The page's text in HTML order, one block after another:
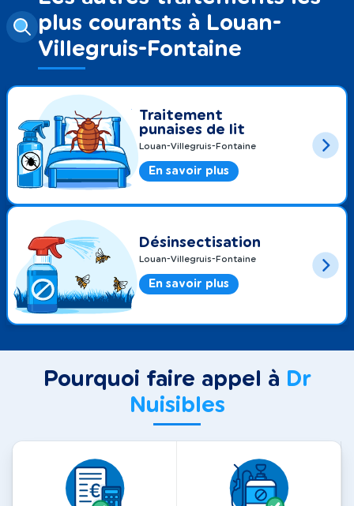
plus courants à Louan-
Villegruis-Fontaine
Traitement
punaises de lit
Louan-Villegruis-Fontaine
En savoir plus
Désinsectisation
Louan-Villegruis-Fontaine
En savoir plus
Pourquoi faire appel à Dr
Nuisibles